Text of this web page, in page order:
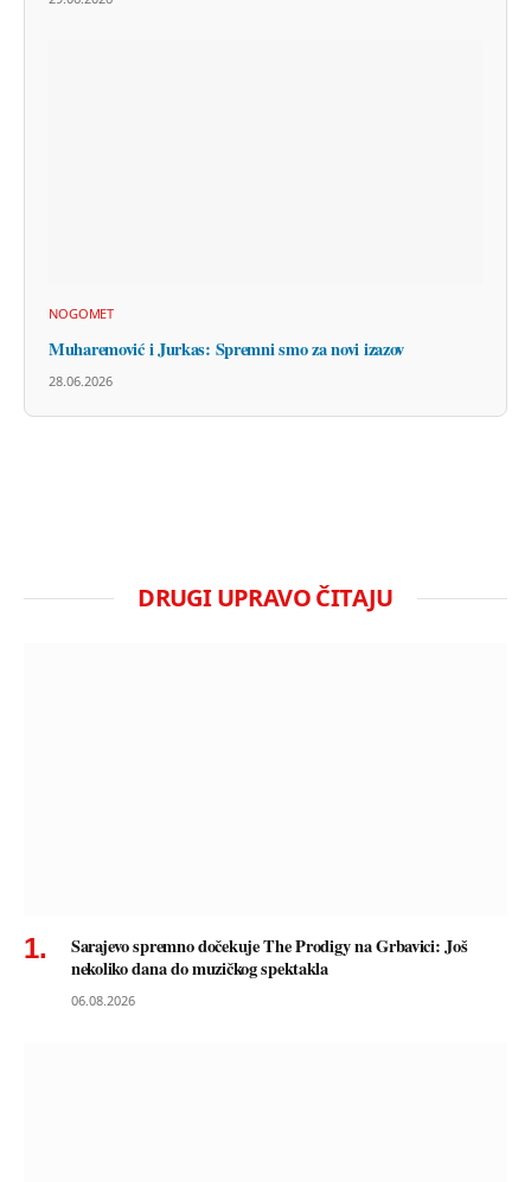
NOGOMET
Muharemović i Jurkas: Spremni smo za novi izazov
28.06.2026
DRUGI UPRAVO ČITAJU
Sarajevo spremno dočekuje The Prodigy na Grbavici: Još
nekoliko dana do muzičkog spektakla
06.08.2026